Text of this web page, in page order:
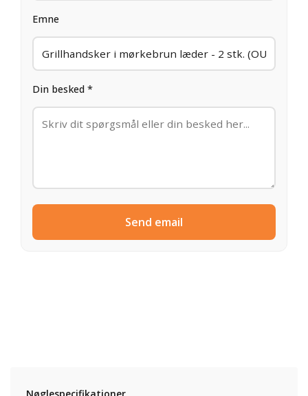
Emne
Din besked *
Send email
Nøglespecifikationer